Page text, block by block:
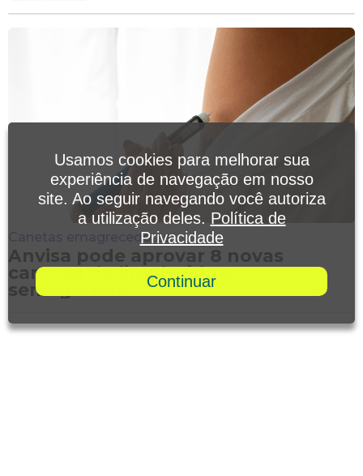
Canetas emagrecedoras
Anvisa pode aprovar 8 novas
canetas de liraglutida e
semaglutida
Usamos cookies para melhorar sua
experiência de navegação em nosso
site. Ao seguir navegando você autoriza
a utilização deles. Política de
Privacidade
Continuar